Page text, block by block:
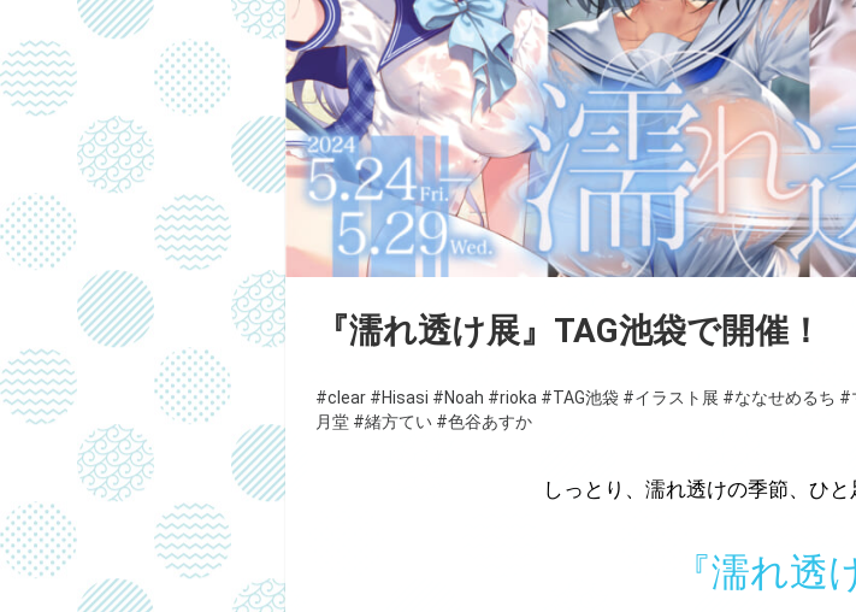
『濡れ透け展』TAG池袋で開催！
#clear #Hisasi #Noah #rioka #TAG池袋 #イラスト展 #ななせめるち #
月堂 #緒方てい #色谷あすか
しっとり、濡れ透けの季節、ひ
『濡れ透